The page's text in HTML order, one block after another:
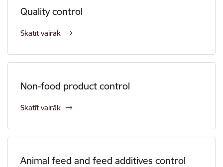
Quality control
Skatīt vairāk
Non-food product control
Skatīt vairāk
Animal feed and feed additives control